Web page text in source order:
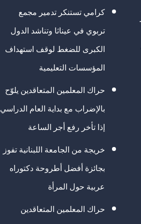
كرامي تستنكر تدمير مجمع
تربوي في عيناثا وتناشد الدول
الكبرى للضغط لوقف استهداف
المؤسسات التعليمية
حراك المعلمين المتعاقدين يلوّح
بالإضراب مع بداية العام الدراسي
إذا تأخر رفع أجر الساعة
خريجة من الجامعة اللبنانية تفوز
بجائزة أفضل أطروحة دكتوراه
عربية حول المرأة
حراك المعلمين المتعاقدين